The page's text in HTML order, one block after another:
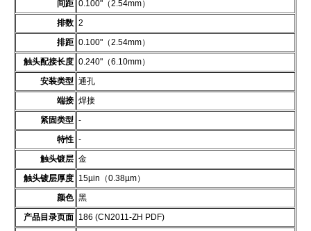
间距 0.100"（2.54mm）
排数 2
排距 0.100"（2.54mm）
触头配接长度 0.240"（6.10mm）
安装类型 通孔
端接 焊接
紧固类型 -
特性 -
触头镀层 金
触头镀层厚度 15µin（0.38µm）
颜色 黑
产品目录页面 186 (CN2011-ZH PDF)